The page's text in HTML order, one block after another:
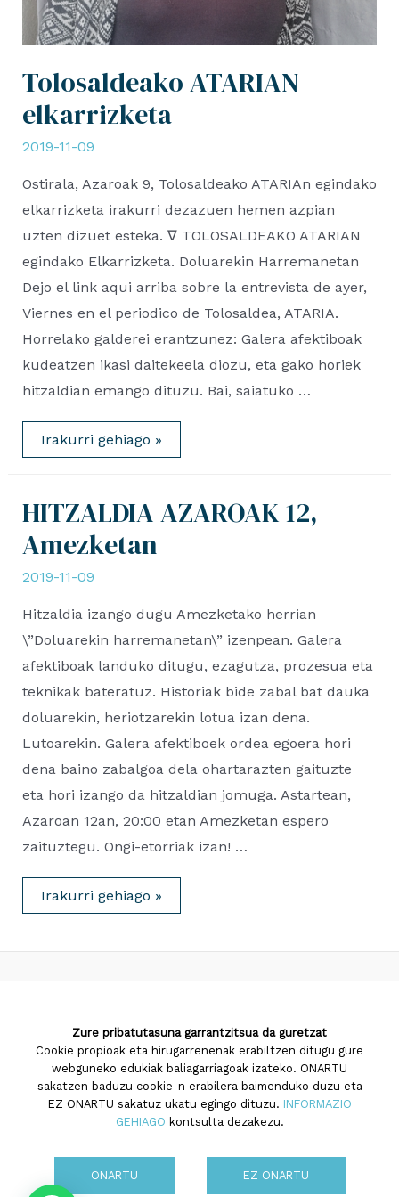
Tolosaldeako ATARIAN
elkarrizketa
2019-11-09
Ostirala, Azaroak 9, Tolosaldeako ATARIAn egindako
elkarrizketa irakurri dezazuen hemen azpian
uzten dizuet esteka. ∇ TOLOSALDEAKO ATARIAN
egindako Elkarrizketa. Doluarekin Harremanetan
Dejo el link aqui arriba sobre la entrevista de ayer,
Viernes en el periodico de Tolosaldea, ATARIA.
Horrelako galderei erantzunez: Galera afektiboak
kudeatzen ikasi daitekeela diozu, eta gako horiek
hitzaldian emango dituzu. Bai, saiatuko …
Tolosaldeako
ATARIAN
elkarrizketa
Irakurri gehiago »
HITZALDIA AZAROAK 12,
Amezketan
2019-11-09
Hitzaldia izango dugu Amezketako herrian
\”Doluarekin harremanetan\” izenpean. Galera
afektiboak landuko ditugu, ezagutza, prozesua eta
teknikak bateratuz. Historiak bide zabal bat dauka
doluarekin, heriotzarekin lotua izan dena.
Lutoarekin. Galera afektiboek ordea egoera hori
dena baino zabalgoa dela ohartarazten gaituzte
eta hori izango da hitzaldian jomuga. Astartean,
Azaroan 12an, 20:00 etan Amezketan espero
zaituztegu. Ongi-etorriak izan! …
HITZALDIA
AZAROAK
12,
Irakurri gehiago »
Diseinua eta garapena:TaPuntu
Cookien politika
Zure pribatutasuna garrantzitsua da guretzat
Cookie propioak eta hirugarrenenak erabiltzen ditugu gure
webguneko edukiak baliagarriagoak izateko. ONARTU
sakatzen baduzu cookie-n erabilera baimenduko duzu eta
EZ ONARTU sakatuz ukatu egingo dituzu. INFORMAZIO
GEHIAGO kontsulta dezakezu.
ONARTU EZ ONARTU